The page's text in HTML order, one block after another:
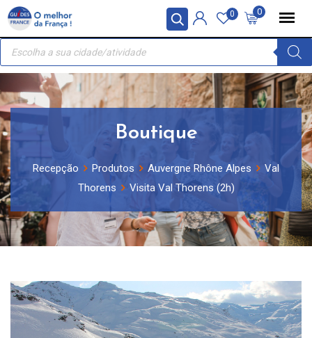
Painel de Gerenciamento de Cookies
Skip
content
0
0
Recherche
produits
Boutique
Recepção Produtos Auvergne Rhône Alpes
Val
Thorens
Visita Val Thorens (2h)